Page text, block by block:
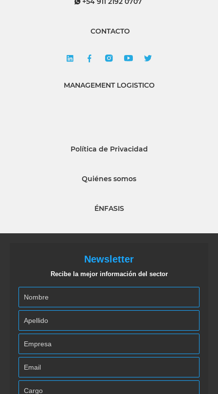
CONTACTO
MANAGEMENT LOGISTICO
Política de Privacidad
Quiénes somos
ÉNFASIS
Newsletter
Recibe la mejor información del sector